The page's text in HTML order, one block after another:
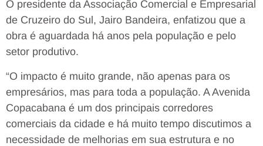
O presidente da Associação Comercial e Empresarial
de Cruzeiro do Sul, Jairo Bandeira, enfatizou que a
obra é aguardada há anos pela população e pelo
setor produtivo.
“O impacto é muito grande, não apenas para os
empresários, mas para toda a população. A Avenida
Copacabana é um dos principais corredores
comerciais da cidade e há muito tempo discutimos a
necessidade de melhorias em sua estrutura e no